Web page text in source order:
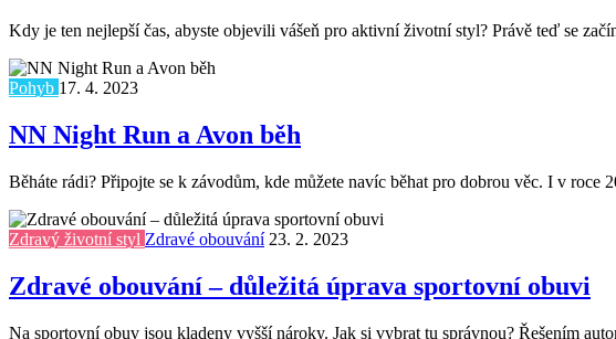
Kdy je ten nejlepší čas, abyste objevili vášeň pro aktivní životní styl? Právě teď se
Pohyb 17. 4. 2023
NN Night Run a Avon běh
Běháte rádi? Připojte se k závodům, kde můžete navíc běhat pro dobrou věc. I v
Zdravý životní styl Zdravé obouvání 23. 2. 2023
Zdravé obouvání – důležitá úprava sportovní obuvi
Na sportovní obuv jsou kladeny vyšší nároky. Jak si vybrat tu správnou? Řešením